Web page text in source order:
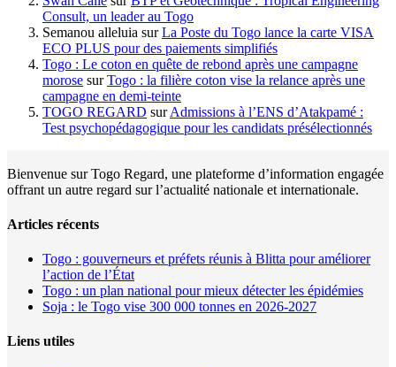
Consult, un leader au Togo
Semanou alleluia surLa Poste du Togo lance la carte VISA
ECO PLUS pour des paiements simplifiés
Togo : Le coton en quête de rebond après une campagne
morose surTogo : la filière coton vise la relance après une
campagne en demi-teinte
TOGO REGARD surAdmissions à l’ENS d’Atakpamé :
Test psychopédagogique pour les candidats présélectionnés
Bienvenue sur Togo Regard, une plateforme d’information engagée
offrant un autre regard sur l’actualité nationale et internationale.
Articles récents
Togo : gouverneurs et préfets réunis à Blitta pour améliorer
l’action de l’État
Togo : un plan national pour mieux détecter les épidémies
Soja : le Togo vise 300 000 tonnes en 2026-2027
Liens utiles